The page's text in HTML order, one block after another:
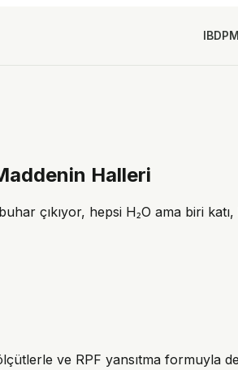
IBDP
Halleri
çıkıyor, hepsi H₂O ama biri katı,
ve RPF yansıtma formuyla